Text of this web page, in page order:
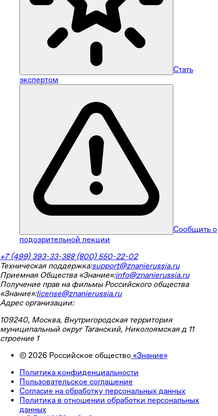
Стать
экспертом
Сообщить о
подозрительной лекции
+7 (499) 393-33-388 (800) 550-22-02
Техническая поддержка:support@znanierussia.ru
Приемная Общества «Знание»:info@znanierussia.ru
Получение прав на фильмы Российского общества
«Знание»:license@znanierussia.ru
Адрес организации:
109240, Москва, Внутригородская территория
муниципальный округ Таганский, Николоямская д 11
строение 1
© 2026 Российское общество «Знание»
Политика конфиденциальности
Пользовательское соглашение
Согласие на обработку персональных данных
Политика в отношении обработки персональных
данных